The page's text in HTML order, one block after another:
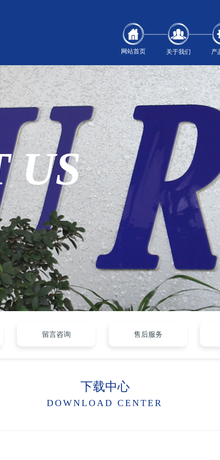
网站首页 关于我们 产
US
售后服务
留言咨询
下载中心
DOWNLOAD CENTER